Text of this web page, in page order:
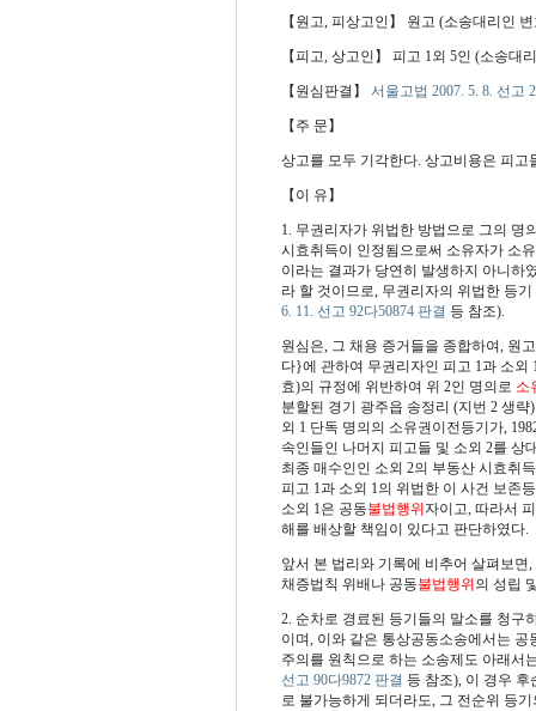
【원고, 피상고인】 원고 (소송대리인
【피고, 상고인】 피고 1외 5인 (소송대
【원심판결】 서울고법 2007. 5. 8. 선고
【주 문】
상고를 모두 기각한다. 상고비용은 피고
【이 유】
1. 무권리자가 위법한 방법으로 그의 명
시효취득이 인정됨으로써 소유자가 소
이라는 결과가 당연히 발생하지 아니하
라 할 것이므로, 무권리자의 위법한 등
6. 11. 선고 92다50874 판결 등 참조).
원심은, 그 채용 증거들을 종합하여, 원
다}에 관하여 무권리자인 피고 1과 소외
효)의 규정에 위반하여 위 2인 명의로 소
분할된 경기 광주읍 송정리 (지번 2 생략
외 1 단독 명의의 소유권이전등기가,
속인들인 나머지 피고들 및 소외 2를 상
최종 매수인인 소외 2의 부동산 시효취
피고 1과 소외 1의 위법한 이 사건 보존
소외 1은 공동불법행위 자이고, 따라서
해를 배상할 책임이 있다고 판단하였다.
앞서 본 법리와 기록에 비추어 살펴보
채증법칙 위배나 공동불법행위 의 성립
2. 순차로 경료된 등기들의 말소를 청구
이며, 이와 같은 통상공동소송에서는
주의를 원칙으로 하는 소송제도 아래서
선고 90다9872 판결 등 참조), 이 경우 후
로 불가능하게 되더라도, 그 전순위 등